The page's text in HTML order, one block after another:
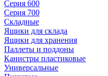
Серия 600
Серия 700
Складные
Ящики для склада
Ящики для хранения
Паллеты и поддоны
Канистры пластиковые
Универсальные